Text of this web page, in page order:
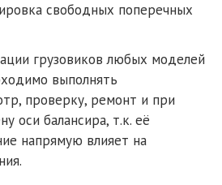
свободных поперечных
грузовиков любых моделей
выполнять
проверку, ремонт и при
оси балансира, т.к. её
напрямую влияет на